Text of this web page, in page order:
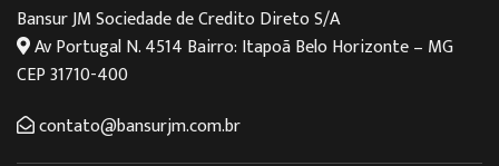
Bansur JM Sociedade de Credito Direto S/A
Av Portugal N. 4514 Bairro: Itapoã Belo Horizonte – MG
CEP 31710-400
contato@bansurjm.com.br